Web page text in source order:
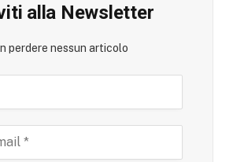
alla Newsletter
perdere nessun articolo